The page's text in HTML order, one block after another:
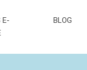
E-
BLOG